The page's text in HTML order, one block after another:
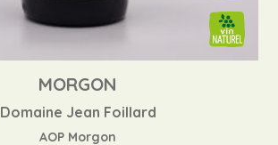
MORGON
Domaine Jean Foillard
AOP Morgon